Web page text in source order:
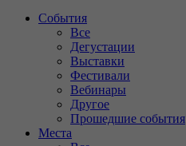
События
Все
Дегустации
Выставки
Фестивали
Вебинары
Другое
Прошедшие события
Места